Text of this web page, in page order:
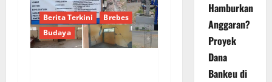
Berita Terkini
Brebes
Budaya
Hamburkan
Anggaran?
Proyek
Dana
Bankeu di